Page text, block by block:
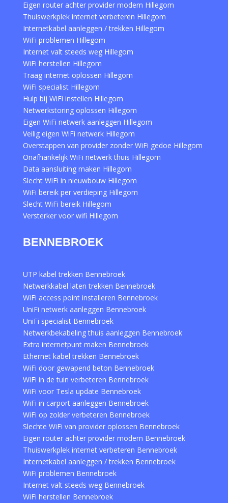
Eigen router achter provider modem Hillegom
Thuiswerkplek internet verbeteren Hillegom
Internetkabel aanleggen / trekken Hillegom
WiFi problemen Hillegom
Internet valt steeds weg Hillegom
WiFi herstellen Hillegom
Traag internet oplossen Hillegom
WiFi specialist Hillegom
Hulp bij WiFi instellen Hillegom
Netwerkstoring oplossen Hillegom
Eigen WiFi netwerk aanleggen Hillegom
Veilig eigen WiFi netwerk Hillegom
Overstappen van provider zonder WiFi gedoe Hillegom
Onafhankelijk WiFi netwerk thuis Hillegom
Data aansluiting maken Hillegom
Slecht WiFi in nieuwbouw Hillegom
WiFi bereik per verdieping Hillegom
Slecht WiFi bereik Hillegom
Versterker voor wifi Hillegom
BENNEBROEK
UTP kabel trekken Bennebroek
Netwerkkabel laten trekken Bennebroek
WiFi access point installeren Bennebroek
UniFi netwerk aanleggen Bennebroek
UniFi specialist Bennebroek
Netwerkbekabeling thuis aanleggen Bennebroek
Extra internetpunt maken Bennebroek
Ethernet kabel trekken Bennebroek
WiFi door gewapend beton Bennebroek
WiFi in de tuin verbeteren Bennebroek
WiFi voor Tesla update Bennebroek
WiFi in carport aanleggen Bennebroek
WiFi op zolder verbeteren Bennebroek
Slechte WiFi van provider oplossen Bennebroek
Eigen router achter provider modem Bennebroek
Thuiswerkplek internet verbeteren Bennebroek
Internetkabel aanleggen / trekken Bennebroek
WiFi problemen Bennebroek
Internet valt steeds weg Bennebroek
WiFi herstellen Bennebroek